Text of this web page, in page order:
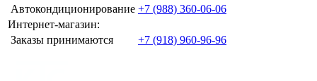
Автокондиционирование +7 (988) 360-06-06
Интернет-магазин:
Заказы принимаются
+7 (918) 960-96-96